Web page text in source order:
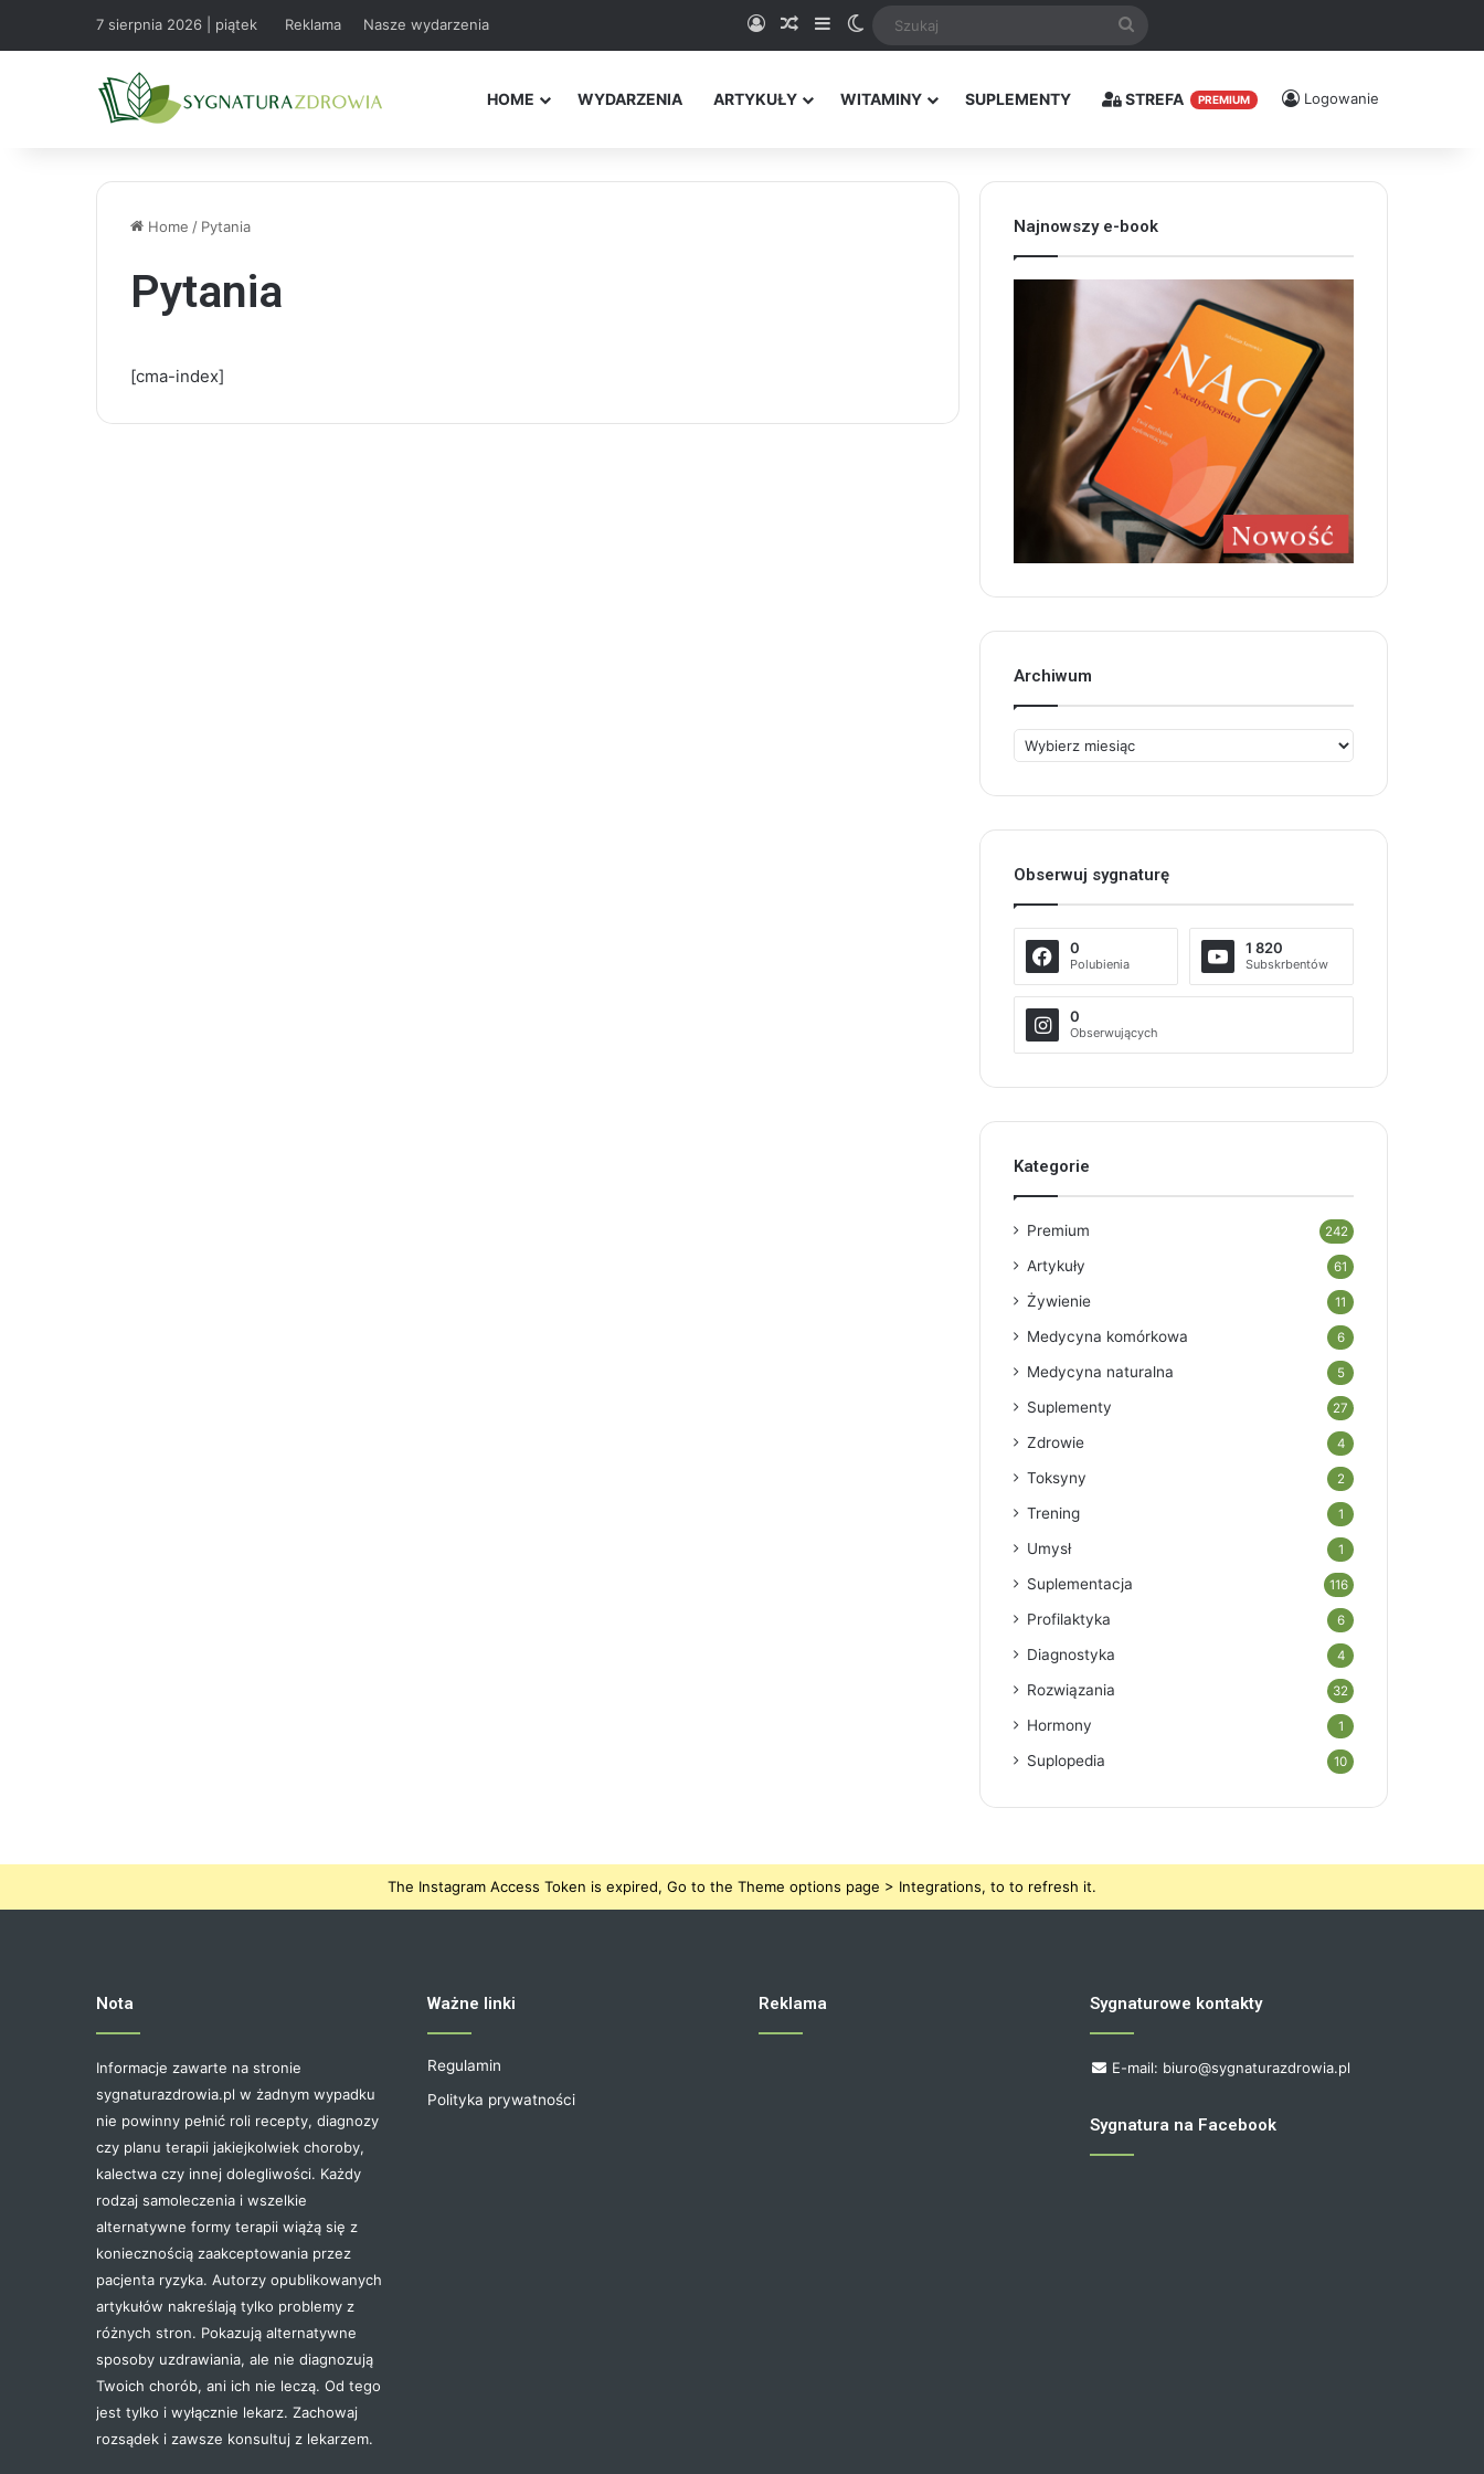
7 sierpnia 2026 | piątek Reklama Nasze wydarzenia Logowanie
Random Article
SidebarSwitch skin
HOME WYDARZENIA ARTYKUŁY WITAMINY SUPLEMENTY STREFA PREMIUM Logowanie
Home / Pytania
Pytania
[cma-index]
Najnowszy e-book
Archiwum
Archiwum
Obserwuj sygnaturę
0
Polubienia
1 820
Subskrbentów
0
Obserwujących
Kategorie
Premium 242
Artykuły 61
Żywienie 11
Medycyna komórkowa 6
Medycyna naturalna 5
Suplementy 27
Zdrowie 4
Toksyny 2
Trening 1
Umysł 1
Suplementacja 116
Profilaktyka 6
Diagnostyka 4
Rozwiązania 32
Hormony 1
Suplopedia 10
The Instagram Access Token is expired, Go to the Theme options page > Integrations, to to refresh it.
Nota
Informacje zawarte na stronie
sygnaturazdrowia.pl w żadnym wypadku
nie powinny pełnić roli recepty, diagnozy
czy planu terapii jakiejkolwiek choroby,
kalectwa czy innej dolegliwości. Każdy
rodzaj samoleczenia i wszelkie
alternatywne formy terapii wiążą się z
koniecznością zaakceptowania przez
pacjenta ryzyka. Autorzy opublikowanych
artykułów nakreślają tylko problemy z
różnych stron. Pokazują alternatywne
sposoby uzdrawiania, ale nie diagnozują
Twoich chorób, ani ich nie leczą. Od tego
jest tylko i wyłącznie lekarz. Zachowaj
rozsądek i zawsze konsultuj z lekarzem.
Ważne linki
Regulamin
Polityka prywatności
Reklama Sygnaturowe kontakty
E-mail: biuro@sygnaturazdrowia.pl
Sygnatura na Facebook